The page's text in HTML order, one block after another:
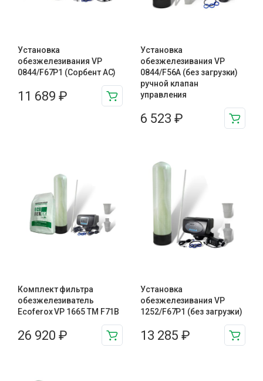
Установка
обезжелезивания VP
0844/F67P1 (Сорбент АС)
11 689 ₽
Установка
обезжелезивания VP
0844/F56A (без загрузки)
ручной клапан
управления
6 523 ₽
Комплект фильтра
обезжелезиватель
Ecoferox VP 1665 TM F71B
26 920 ₽
Установка
обезжелезивания VP
1252/F67P1 (без загрузки)
13 285 ₽